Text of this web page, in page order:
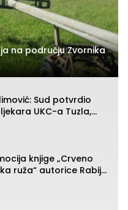
na području Zvornika
Sud potvrdio
UKC-a Tuzla,
ostala obdukcija
knjige „Crveno
ruža“ autorice Rabije